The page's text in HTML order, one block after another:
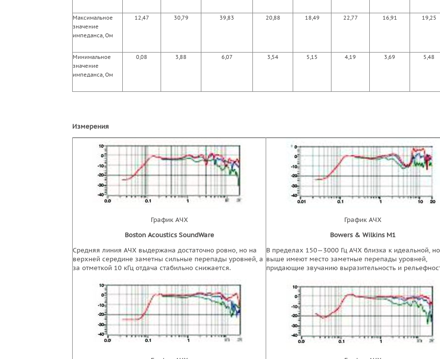
Максимальное
значение
импеданса, Ом
12,47 30,79 39,83 20,88 18,49 22,77 16,91 19,25
Минимальное
значение
импеданса, Ом
0,08 3,88 6,07 3,54 5,15 4,19 3,69 5,48
Измерения
График АЧХ
График АЧХ
Boston Acoustics SoundWare
Bowers & Wilkins M1
Средняя линия АЧХ выдержана достаточно ровно, но на
верхней середине заметны сильные перепады уровней, а
за отметкой 10 кГц отдача стабильно снижается.
В пределах 150—3000 Гц АЧХ близка к идеальной, но
выше имеют место заметные перепады уровней,
придающие звучанию выразительность и